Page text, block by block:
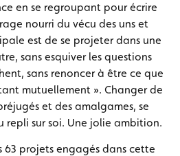
en se regroupant pour écrire
nourri du vécu des uns et
est de se projeter dans une
sans esquiver les questions
sans renoncer à être ce que
mutuellement ». Changer de
et des amalgames, se
repli sur soi. Une jolie ambition.
63 projets engagés dans cette